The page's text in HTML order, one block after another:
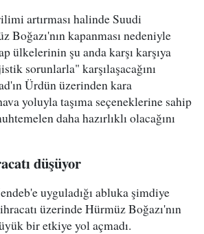
artırması halinde Suudi
Boğazı'nın kapanması nedeniyle
ülkelerinin şu anda karşı karşıya
sorunlarla" karşılaşacağını
Ürdün üzerinden kara
yoluyla taşıma seçeneklerine sahip
daha hazırlıklı olacağını
düşüyor
uyguladığı abluka şimdiye
üzerinde Hürmüz Boğazı'nın
bir etkiye yol açmadı.